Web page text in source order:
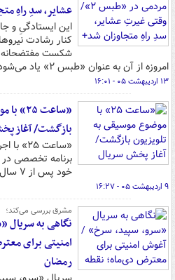
عشایر، سدِ راهِ
این ایستادگیِ و
کنار رشادت
شکست مفتضحانه
امروزه از آن به عنوان «طبس ۲» یاد می‌شود.
۱۳ اردیبهشت ۰۵ - ۱۶:۰۱
«ساعت
بازگشت/ آغاز
«ساعت
برنامه تخصصی
خود پس از ۷ سال به آنتن تلویزیون بازگشت.
۹ اردیبهشت ۰۵ - ۱۶:۲۷
مشرق بررسی می‌کند؛
نگاهی به
امنیتی برای
رمضان